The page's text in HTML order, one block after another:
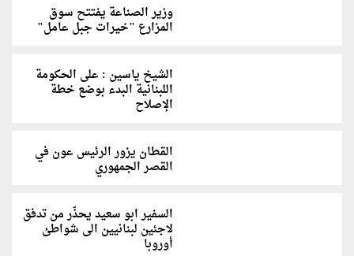
وزير الصناعة يفتتح سوق
المزارع "خيرات جبل عامل"
الشيخ ياسين : على الحكومة
اللبنانية البدء بوضع خطة
الإصلاح
القطان يزور الرئيس عون في
القصر الجمهوري
السفير ابو سعيد يحذّر من تدفق
لاجئين لبنانيين الى شواطئ
أوروبا